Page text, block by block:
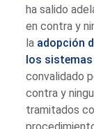
ha salido
en contra y
la adopción
los
convalidado
contra y
tramitados